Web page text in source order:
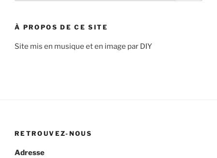
À PROPOS DE CE SITE
Site mis en musique et en image par DIY
RETROUVEZ-NOUS
Adresse